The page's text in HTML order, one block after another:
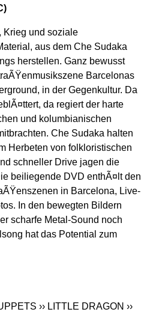
Krieg und soziale
aus dem Che Sudaka
herstellen. Ganz bewusst
Barcelonas
in der Gegenkultur. Da
da regiert der harte
und kolumbianischen
Che Sudaka halten
Herbeten von folkloristischen
schneller Drive jagen die
beiliegende DVD enthÃ¤lt den
in Barcelona, Live-
In den bewegten Bildern
scharfe Metal-Sound noch
hat das Potential zum
›› LITTLE DRAGON ››